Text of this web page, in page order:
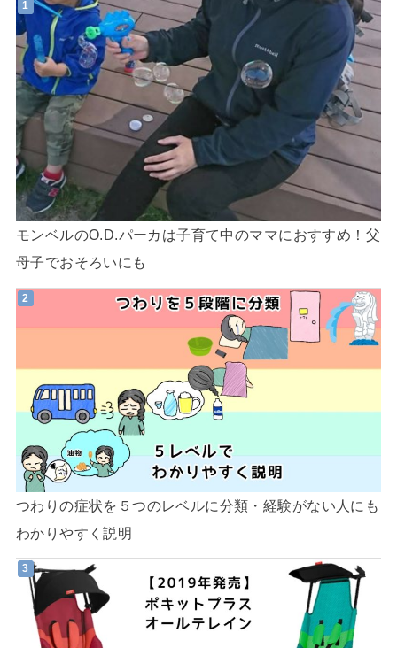
モンベルのO.D.パーカは子育て中のママにおすすめ！父
母子でおそろいにも
つわりの症状を５つのレベルに分類・経験がない人にも
わかりやすく説明